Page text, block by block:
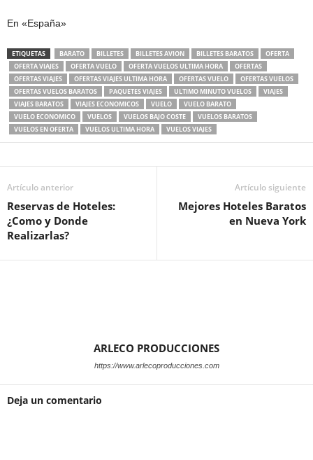
En «España»
ETIQUETAS BARATO BILLETES BILLETES AVION BILLETES BARATOS
OFERTA
OFERTA VIAJES
OFERTA VUELO OFERTA VUELOS ULTIMA HORA
OFERTAS
OFERTAS VIAJES
OFERTAS VIAJES ULTIMA HORA OFERTAS VUELO
OFERTAS VUELOS
OFERTAS VUELOS BARATOS
PAQUETES VIAJES ULTIMO MINUTO VUELOS
VIAJES
VIAJES BARATOS
VIAJES ECONOMICOS VUELO
VUELO BARATO
VUELO ECONOMICO
VUELOS VUELOS BAJO COSTE
VUELOS BARATOS
VUELOS EN OFERTA
VUELOS ULTIMA HORA VUELOS VIAJES
Artículo anterior
Reservas de Hoteles:
¿Como y Donde
Realizarlas?
Artículo siguiente
Mejores Hoteles Baratos
en Nueva York
ARLECO PRODUCCIONES
https://www.arlecoproducciones.com
Deja un comentario